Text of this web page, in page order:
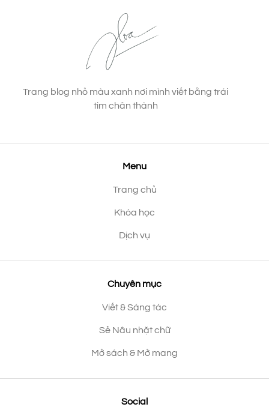
Trang blog nhỏ màu xanh nơi mình viết bằng trái
tim chân thành
Menu
Trang chủ
Khóa học
Dịch vụ
Chuyên mục
Viết & Sáng tác
Sẻ Nâu nhặt chữ
Mở sách & Mở mang
Social